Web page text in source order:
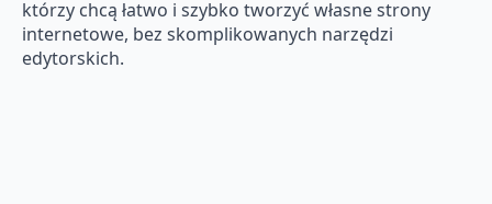
którzy chcą łatwo i szybko tworzyć własne strony
internetowe, bez skomplikowanych narzędzi
edytorskich.